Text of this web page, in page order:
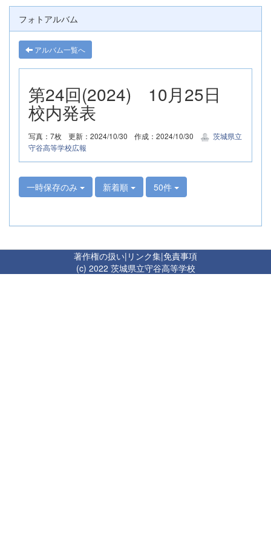
フォトアルバム
アルバム一覧へ
第24回(2024) 10月25日
校内発表
写真：7枚 更新：2024/10/30 作成：2024/10/30
茨城県立
守谷高等学校広報
一時保存のみ 新着順 50件
著作権の扱い| リンク集|免責事項
(c) 2022 茨城県立守谷高等学校